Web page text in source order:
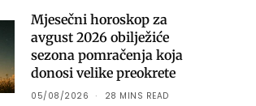
Mjesečni horoskop za
avgust 2026 obilježiće
sezona pomračenja koja
donosi velike preokrete
05/08/2026 28 MINS READ